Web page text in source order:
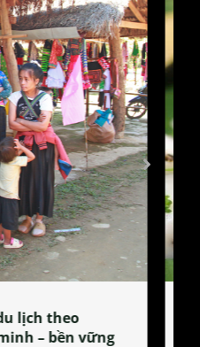
Nhi – nơi lan